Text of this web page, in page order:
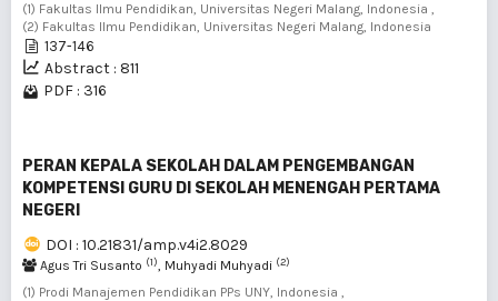
(1) Fakultas Ilmu Pendidikan, Universitas Negeri Malang, Indonesia ,
(2) Fakultas Ilmu Pendidikan, Universitas Negeri Malang, Indonesia
137-146
Abstract : 811
PDF : 316
PERAN KEPALA SEKOLAH DALAM PENGEMBANGAN
KOMPETENSI GURU DI SEKOLAH MENENGAH PERTAMA
NEGERI
DOI : 10.21831/amp.v4i2.8029
Agus Tri Susanto (1), Muhyadi Muhyadi (2)
(1) Prodi Manajemen Pendidikan PPs UNY, Indonesia ,